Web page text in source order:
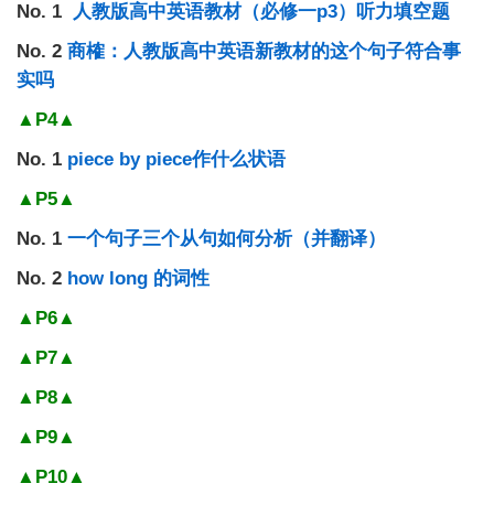
No. 1
人教版高中英语教材（必修一p3）听力填空题
No. 2 商榷 ： 人教版高中英语新教材的这个句子符合事
实吗
▲P4▲
No. 1 piece by piece作什么状语
▲P5▲
No. 1 一个句子三个从句如何分析（并翻译）
No. 2 how long 的词性
▲P6▲
▲P7▲
▲P8▲
▲P9▲
▲P10▲